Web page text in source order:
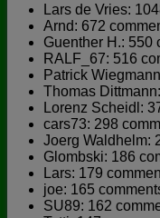
Lars de Vries:
Arnd: 672
Guenther H.: 550
RALF_67: 516
Patrick
Thomas
Lorenz Scheidl:
cars73: 298
Joerg Waldhelm:
Glombski: 186
Lars: 179
joe: 165
SU89: 162